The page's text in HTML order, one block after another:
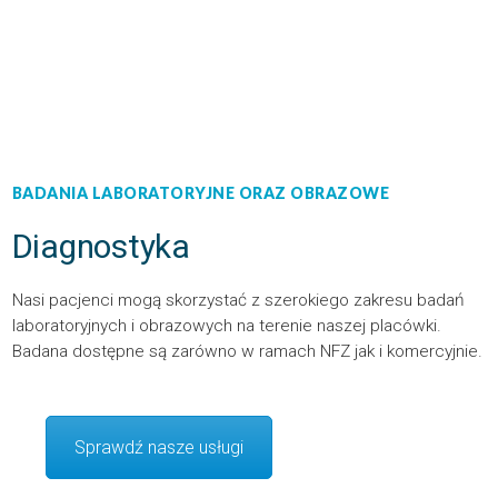
BADANIA LABORATORYJNE ORAZ OBRAZOWE
Diagnostyka
Nasi pacjenci mogą skorzystać z szerokiego zakresu badań
laboratoryjnych i obrazowych na terenie naszej placówki.
Badana dostępne są zarówno w ramach NFZ jak i komercyjnie.
Sprawdź nasze usługi